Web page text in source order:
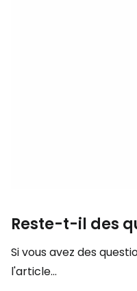
Reste-t-il des
Si vous avez des
l'article...